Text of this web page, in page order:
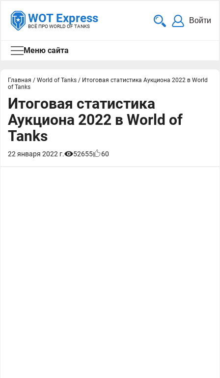
WOT Express
ВСЁ ПРО WORLD OF TANKS
Войти
Меню сайта
Главная / World of Tanks / Итоговая статистика Аукциона 2022 в World
of Tanks
Итоговая статистика
Аукциона 2022 в World of
Tanks
22 января 2022 г. 52655 60